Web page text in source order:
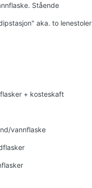
Stående
aka. to lenestoler
+ kosteskaft
vannflaske